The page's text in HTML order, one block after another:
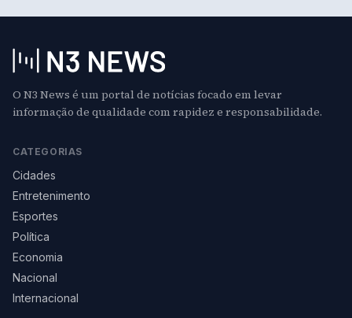
O N3 News é um portal de notícias focado em levar
informação de qualidade com rapidez e responsabilidade.
CATEGORIAS
Cidades
Entretenimento
Esportes
Política
Economia
Nacional
Internacional